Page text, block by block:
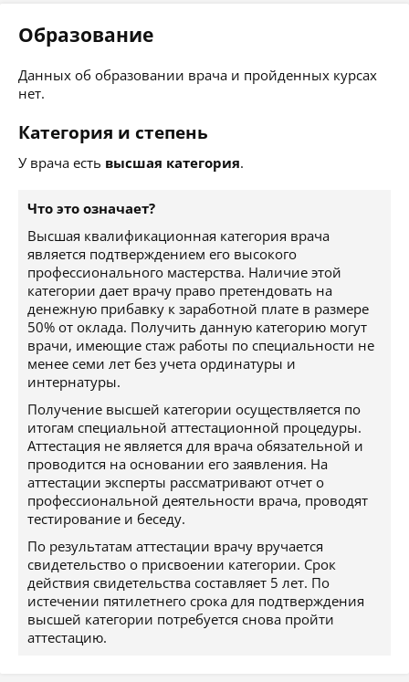
Образование
Данных об образовании врача и пройденных курсах
нет.
Категория и степень
У врача есть высшая категория.
Что это означает?
Высшая квалификационная категория врача
является подтверждением его высокого
профессионального мастерства. Наличие этой
категории дает врачу право претендовать на
денежную прибавку к заработной плате в размере
50% от оклада. Получить данную категорию могут
врачи, имеющие стаж работы по специальности не
менее семи лет без учета ординатуры и
интернатуры.
Получение высшей категории осуществляется по
итогам специальной аттестационной процедуры.
Аттестация не является для врача обязательной и
проводится на основании его заявления. На
аттестации эксперты рассматривают отчет о
профессиональной деятельности врача, проводят
тестирование и беседу.
По результатам аттестации врачу вручается
свидетельство о присвоении категории. Срок
действия свидетельства составляет 5 лет. По
истечении пятилетнего срока для подтверждения
высшей категории потребуется снова пройти
аттестацию.